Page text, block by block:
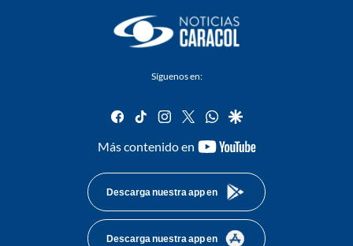
Síguenos en:
facebook
tiktok instagram
twitterwhatsapp
google
Más contenido en
youtube-
Descarga nuestra app en
Descarga nuestra app en